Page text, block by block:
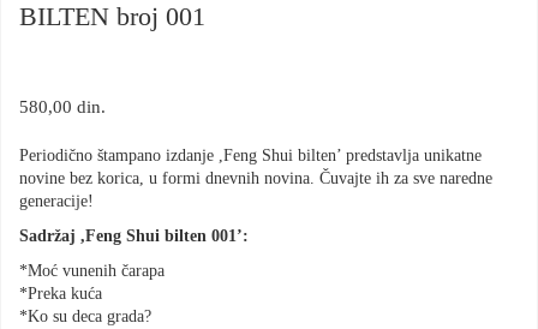
BILTEN broj 001
580,00 din.
Periodično štampano izdanje ,Feng Shui bilten’ predstavlja unikatne
novine bez korica, u formi dnevnih novina. Čuvajte ih za sve naredne
generacije!
Sadržaj ,Feng Shui bilten 001’:
*Moć vunenih čarapa
*Preka kuća
*Ko su deca grada?